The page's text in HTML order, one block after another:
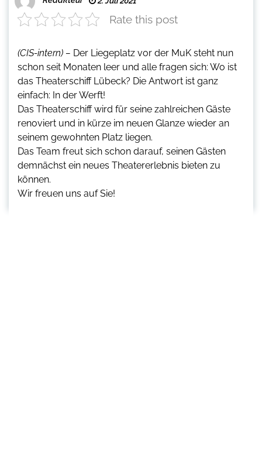
Rate this post
(CIS-intern) – Der Liegeplatz vor der MuK steht nun
schon seit Monaten leer und alle fragen sich: Wo ist
das Theaterschiff Lübeck? Die Antwort ist ganz
einfach: In der Werft!
Das Theaterschiff wird für seine zahlreichen Gäste
renoviert und in kürze im neuen Glanze wieder an
seinem gewohnten Platz liegen.
Das Team freut sich schon darauf, seinen Gästen
demnächst ein neues Theatererlebnis bieten zu
können.
Wir freuen uns auf Sie!